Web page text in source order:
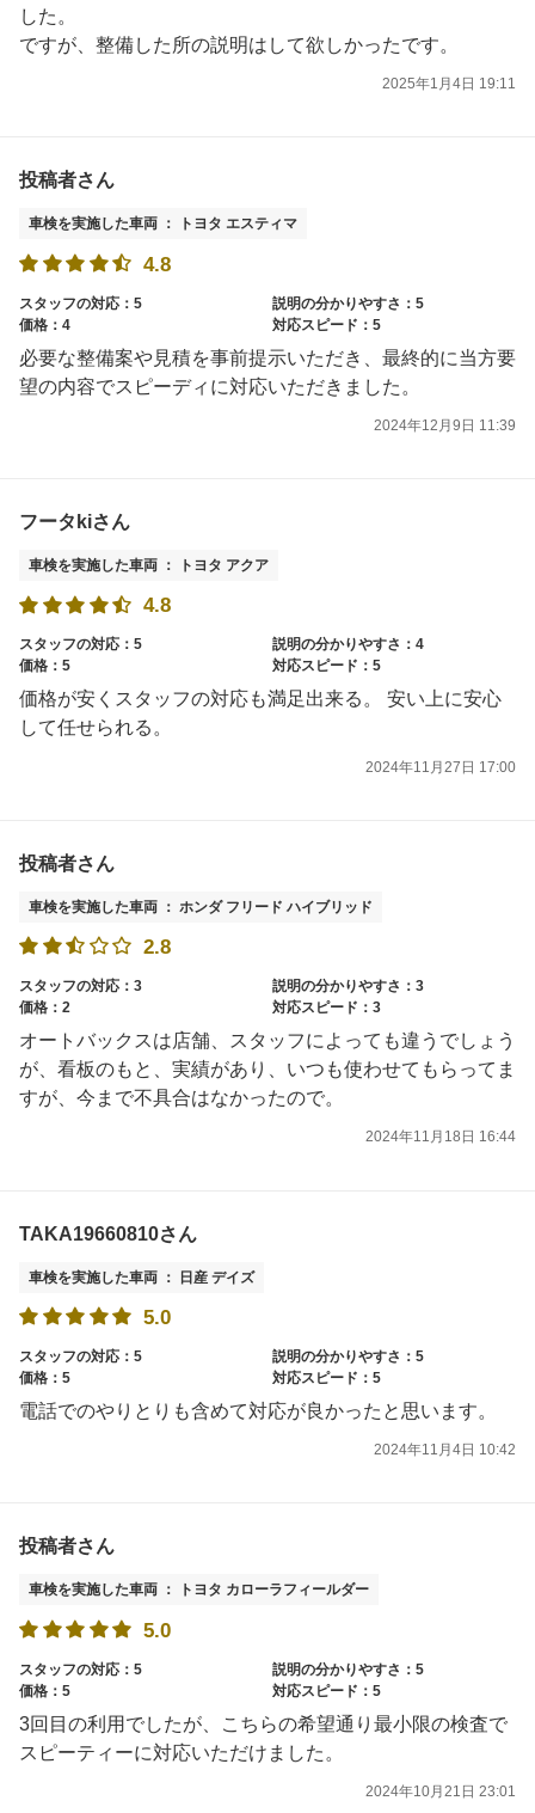
した。
ですが、整備した所の説明はして欲しかったです。
2025年1月4日 19:11
投稿者さん
車検を実施した車両 ： トヨタ エスティマ
4.8
スタッフの対応：5
説明の分かりやすさ：5
価格：4
対応スピード：5
必要な整備案や見積を事前提示いただき、最終的に当方要
望の内容でスピーディに対応いただきました。
2024年12月9日 11:39
フータkiさん
車検を実施した車両 ： トヨタ アクア
4.8
スタッフの対応：5
説明の分かりやすさ：4
価格：5
対応スピード：5
価格が安くスタッフの対応も満足出来る。 安い上に安心
して任せられる。
2024年11月27日 17:00
投稿者さん
車検を実施した車両 ： ホンダ フリード ハイブリッド
2.8
スタッフの対応：3
説明の分かりやすさ：3
価格：2
対応スピード：3
オートバックスは店舗、スタッフによっても違うでしょう
が、看板のもと、実績があり、いつも使わせてもらってま
すが、今まで不具合はなかったので。
2024年11月18日 16:44
TAKA19660810さん
車検を実施した車両 ： 日産 デイズ
5.0
スタッフの対応：5
説明の分かりやすさ：5
価格：5
対応スピード：5
電話でのやりとりも含めて対応が良かったと思います。
2024年11月4日 10:42
投稿者さん
車検を実施した車両 ： トヨタ カローラフィールダー
5.0
スタッフの対応：5
説明の分かりやすさ：5
価格：5
対応スピード：5
3回目の利用でしたが、こちらの希望通り最小限の検査で
スピーティーに対応いただけました。
2024年10月21日 23:01